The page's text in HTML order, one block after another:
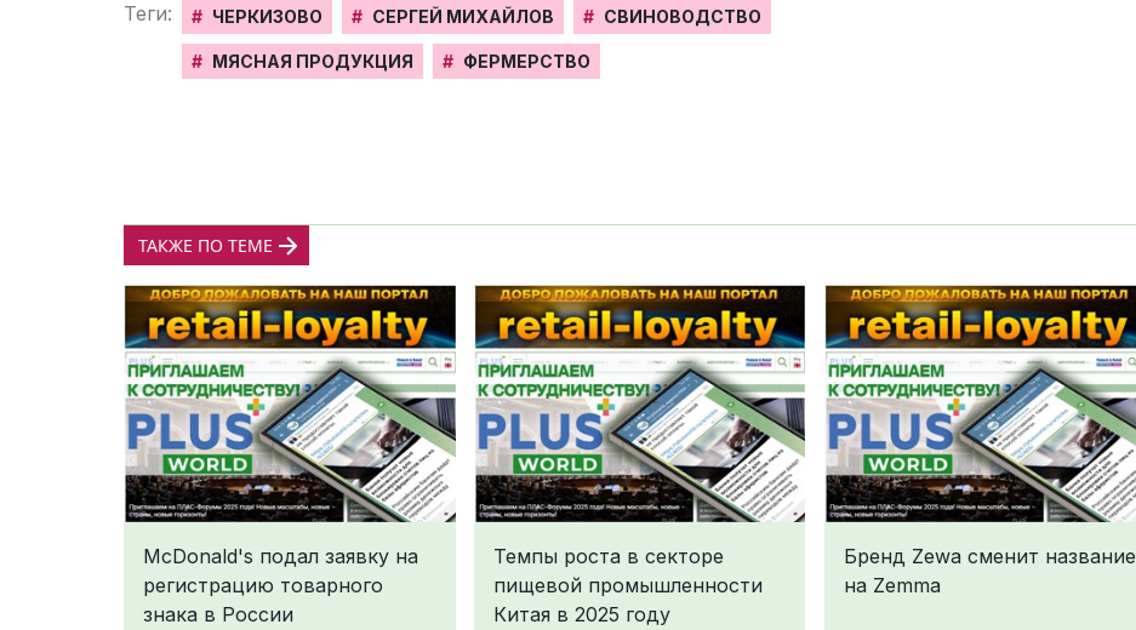
Теги: # ЧЕРКИЗОВО # СЕРГЕЙ МИХАЙЛОВ # СВИНОВОДСТВО
# МЯСНАЯ ПРОДУКЦИЯ # ФЕРМЕРСТВО
ТАКЖЕ ПО ТЕМЕ
McDonald's подал заявку на
регистрацию товарного
знака в России
Темпы роста в секторе
пищевой промышленности
Китая в 2025 году
Бренд Zewa сменит название
на Zemma